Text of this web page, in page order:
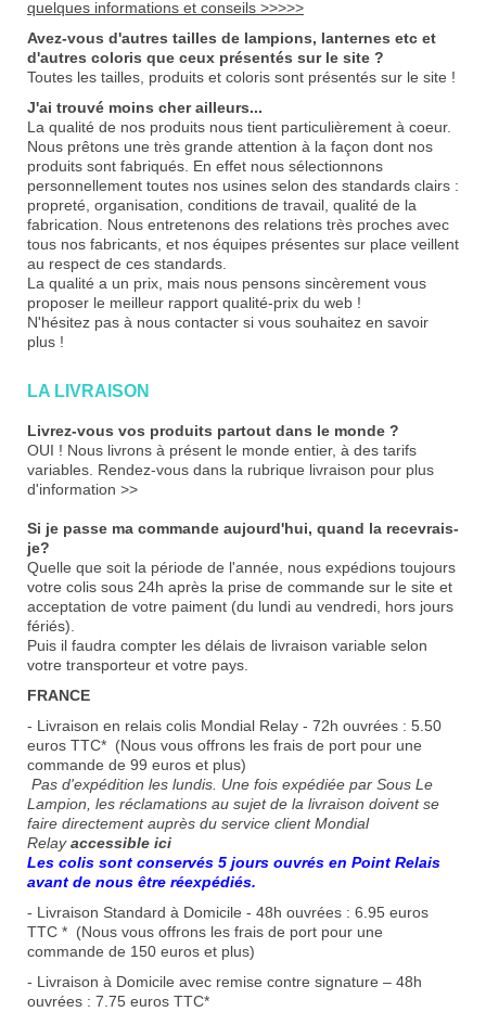
quelques informations et conseils >>>>>
Avez-vous d'autres tailles de lampions, lanternes etc et
d'autres coloris que ceux présentés sur le site ?
Toutes les tailles, produits et coloris sont présentés sur le site !
J'ai trouvé moins cher ailleurs...
La qualité de nos produits nous tient particulièrement à coeur.
Nous prêtons une très grande attention à la façon dont nos
produits sont fabriqués. En effet nous sélectionnons
personnellement toutes nos usines selon des standards clairs :
propreté, organisation, conditions de travail, qualité de la
fabrication. Nous entretenons des relations très proches avec
tous nos fabricants, et nos équipes présentes sur place veillent
au respect de ces standards.
La qualité a un prix, mais nous pensons sincèrement vous
proposer le meilleur rapport qualité-prix du web !
N'hésitez pas à nous contacter si vous souhaitez en savoir
plus !
LA LIVRAISON
Livrez-vous vos produits partout dans le monde ?
OUI ! Nous livrons à présent le monde entier, à des tarifs
variables. Rendez-vous dans la rubrique livraison pour plus
d'information >>
Si je passe ma commande aujourd'hui, quand la recevrais-
je?
Quelle que soit la période de l'année, nous expédions toujours
votre colis sous 24h après la prise de commande sur le site et
acceptation de votre paiment (du lundi au vendredi, hors jours
fériés).
Puis il faudra compter les délais de livraison variable selon
votre transporteur et votre pays.
FRANCE
- Livraison en relais colis Mondial Relay - 72h ouvrées : 5.50
euros TTC* (Nous vous offrons les frais de port pour une
commande de 99 euros et plus)
Pas d'expédition les lundis. Une fois expédiée par Sous Le
Lampion, les réclamations au sujet de la livraison doivent se
faire directement auprès du service client Mondial
Relayaccessible ici
Les colis sont conservés 5 jours ouvrés en Point Relais
avant de nous être réexpédiés.
- Livraison Standard à Domicile - 48h ouvrées : 6.95 euros
TTC * (Nous vous offrons les frais de port pour une
commande de 150 euros et plus)
- Livraison à Domicile avec remise contre signature – 48h
ouvrées : 7.75 euros TTC*